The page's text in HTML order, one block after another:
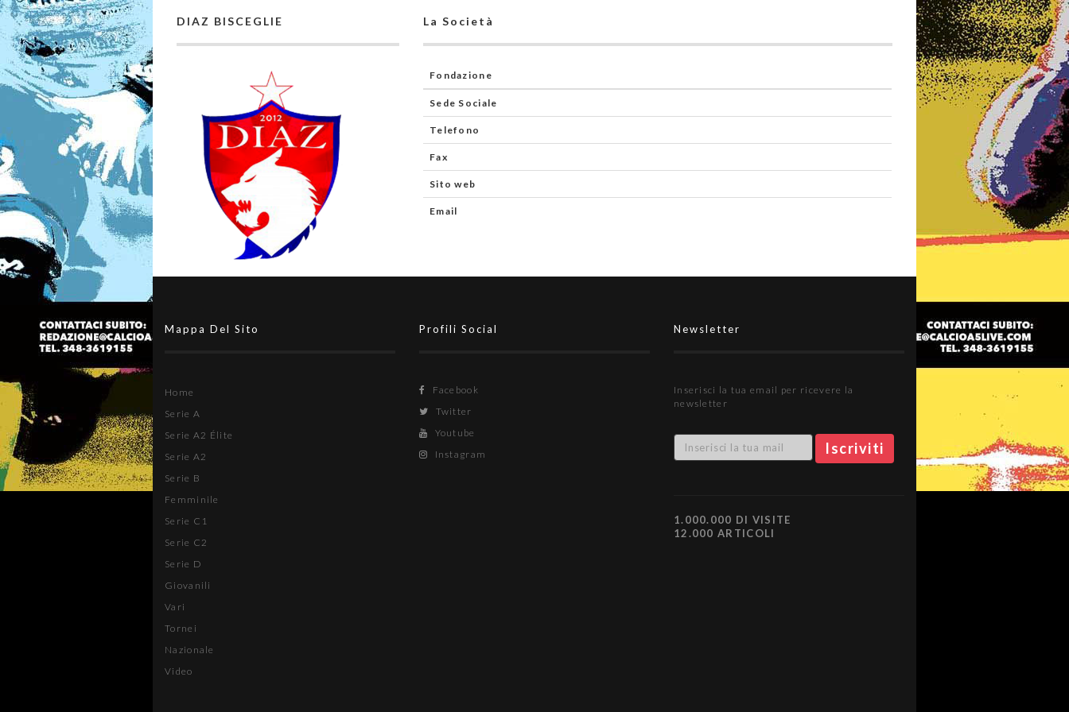
DIAZ BISCEGLIE La Società
Fondazione
Sede Sociale
Telefono
Fax
Sito web
Email
Mappa Del Sito
Home
Serie A
Serie A2 Élite
Serie A2
Serie B
Femminile
Serie C1
Serie C2
Serie D
Giovanili
Vari
Tornei
Nazionale
Video
Profili Social
Facebook
Twitter
Youtube
Instagram
Newsletter
Inserisci la tua email per ricevere la
newsletter
1.000.000 DI VISITE
12.000 ARTICOLI